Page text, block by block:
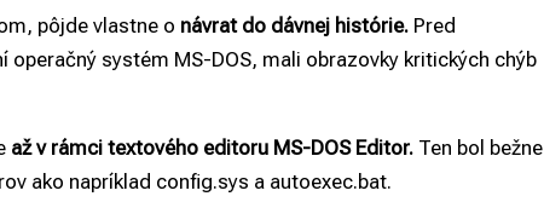
pôjde vlastne o návrat do dávnej histórie. Pred
operačný systém MS-DOS, mali obrazovky kritických chýb
až v rámci textového editoru MS-DOS Editor. Ten bol bežne
ako napríklad config.sys a autoexec.bat.